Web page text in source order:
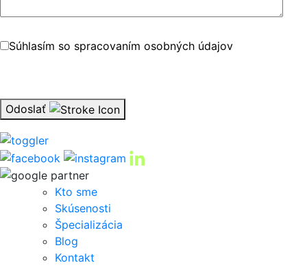
Súhlasím so spracovaním osobných údajov
Odoslať
Kto sme
Skúsenosti
Špecializácia
Blog
Kontakt